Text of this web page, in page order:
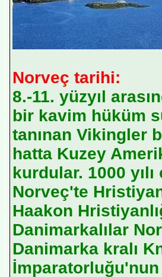
Norveç tarihi:
8.-11. yüzyıl
bir kavim hüküm
tanınan Vikingler
hatta Kuzey
kurdular. 1000
Norveç'te
Haakon
Danimarkalılar
Danimarka kralı